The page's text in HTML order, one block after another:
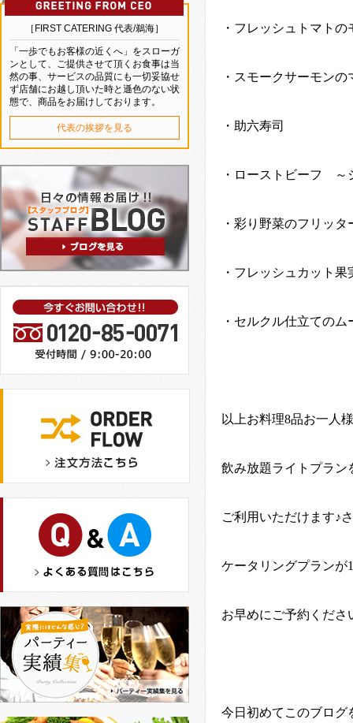
・フレッシュトマト
・スモークサーモンの
・助六寿司
・ローストビーフ ～
・彩り野菜のフリッタ
・フレッシュカット果
・セルクル仕立てのム
以上お料理8品お一人様
飲み放題ライトプラン
ご利用いただけます♪
ケータリングプランが
お早めにご予約くださ
今日初めてこのブログ
［FIRST CATERING 代表/鵜海］
「一歩でもお客様の近くへ」をスローガ
ンとして、ご提供させて頂くお食事は当
然の事、サービスの品質にも一切妥協せ
ず店舗にお越し頂いた時と遜色のない状
態で、商品をお届けしております。
代表の挨拶を見る